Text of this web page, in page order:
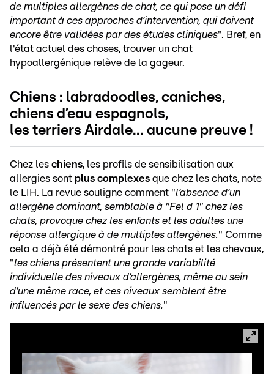
de multiples allergènes de chat, ce qui pose un défi
important à ces approches d’intervention, qui doivent
encore être validées par des études cliniques". Bref, en
l'état actuel des choses, trouver un chat
hypoallergénique relève de la gageur.
Chiens : labradoodles, caniches,
chiens d’eau espagnols,
les terriers Airdale... aucune preuve !
Chez les chiens, les profils de sensibilisation aux
allergies sont plus complexes que chez les chats, note
le LIH. La revue souligne comment "l’absence d’un
allergène dominant, semblable à "Fel d 1" chez les
chats, provoque chez les enfants et les adultes une
réponse allergique à de multiples allergènes." Comme
cela a déjà été démontré pour les chats et les chevaux,
"les chiens présentent une grande variabilité
individuelle des niveaux d’allergènes, même au sein
d’une même race, et ces niveaux semblent être
influencés par le sexe des chiens."